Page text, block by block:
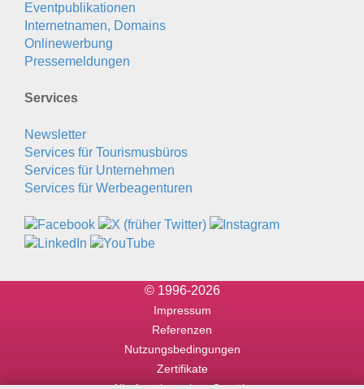
Eventpublikationen
Internetnamen, Domains
Onlinewerbung
Pressemeldungen
Services
Newsletter
Services für Tourismusbüros
Services für Unternehmen
Services für Werbeagenturen
© 1996-2026
Impressum
Referenzen
Nutzungsbedingungen
Zertifikate